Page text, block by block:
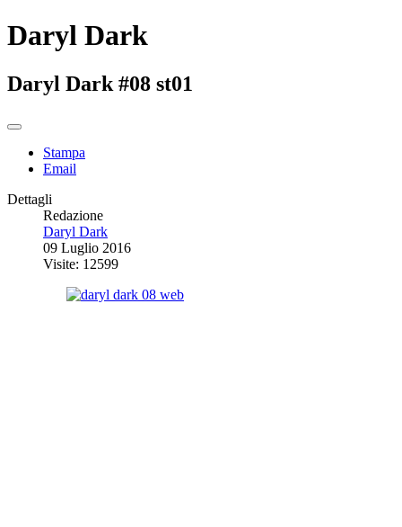
Daryl Dark
Daryl Dark #08 st01
Stampa
Email
Dettagli
Redazione
Daryl Dark
09 Luglio 2016
Visite: 12599